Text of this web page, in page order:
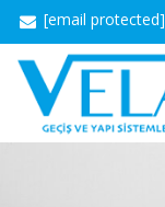
[email protected]